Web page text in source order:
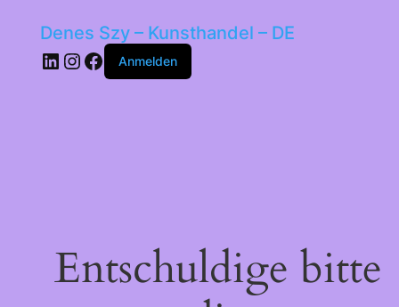
Denes Szy – Kunsthandel – DE
LinkedIn
Instagram
Facebook
Anmelden
Entschuldige bitte